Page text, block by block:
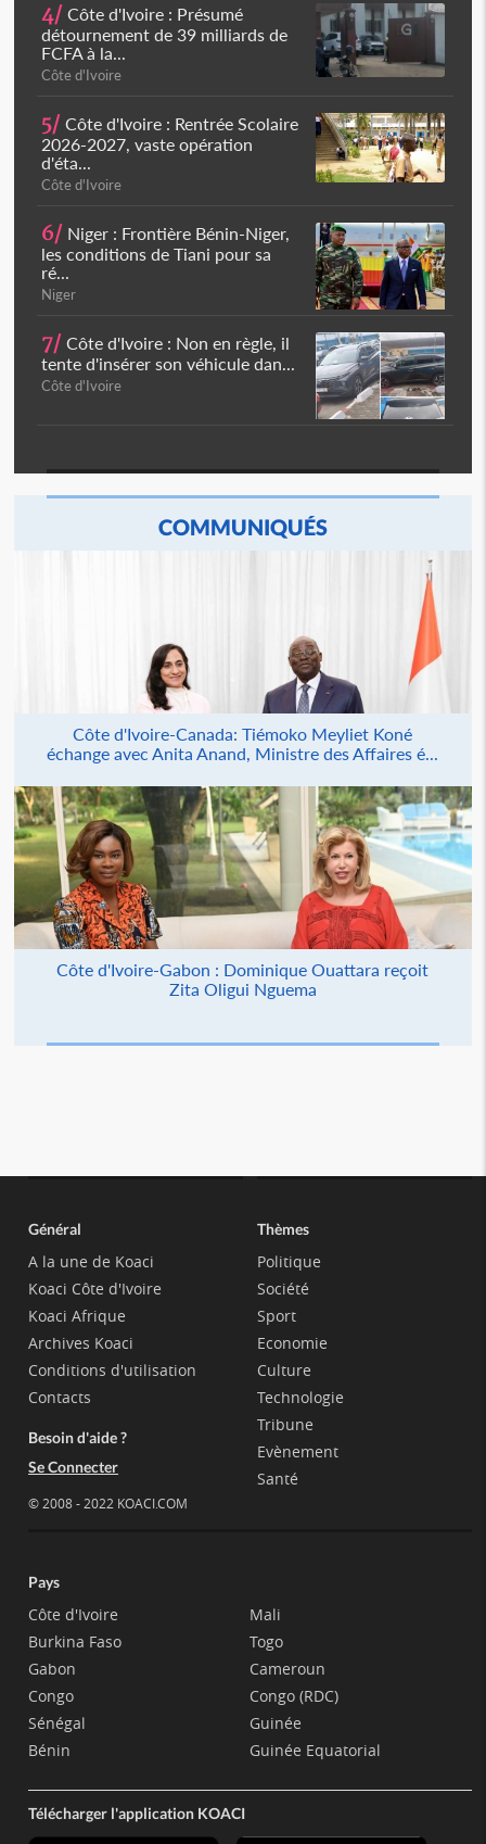
4/ Côte d'Ivoire : Présumé
détournement de 39 milliards de
FCFA à la...
Côte d'Ivoire
5/ Côte d'Ivoire : Rentrée Scolaire
2026-2027, vaste opération
d'éta...
Côte d'Ivoire
6/ Niger : Frontière Bénin-Niger,
les conditions de Tiani pour sa
ré...
Niger
7/ Côte d'Ivoire : Non en règle, il
tente d'insérer son véhicule dan...
Côte d'Ivoire
COMMUNIQUÉS
Côte d'Ivoire-Canada: Tiémoko Meyliet Koné
échange avec Anita Anand, Ministre des Affaires é...
Côte d'Ivoire-Gabon : Dominique Ouattara reçoit
Zita Oligui Nguema
Général
A la une de Koaci
Koaci Côte d'Ivoire
Koaci Afrique
Archives Koaci
Conditions d'utilisation
Contacts
Besoin d'aide ?
Se Connecter
© 2008 - 2022 KOACI.COM
Thèmes
Politique
Société
Sport
Economie
Culture
Technologie
Tribune
Evènement
Santé
Pays
Côte d'Ivoire
Burkina Faso
Gabon
Congo
Sénégal
Bénin
Mali
Togo
Cameroun
Congo (RDC)
Guinée
Guinée Equatorial
Télécharger l'application KOACI